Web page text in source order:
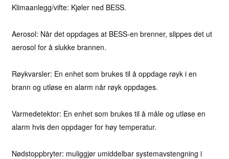
Klimaanlegg/vifte: Kjøler ned BESS.
Aerosol: Når det oppdages at BESS-en brenner, slippes det ut
aerosol for å slukke brannen.
Røykvarsler: En enhet som brukes til å oppdage røyk i en
brann og utløse en alarm når røyk oppdages.
Varmedetektor: En enhet som brukes til å måle og utløse en
alarm hvis den oppdager for høy temperatur.
Nødstoppbryter: muliggjør umiddelbar systemavstengning i